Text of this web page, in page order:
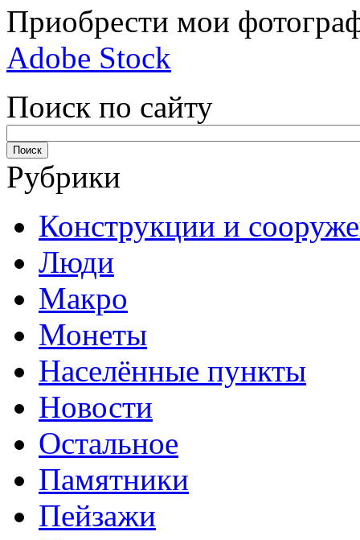
Приобрести мои
Adobe Stock
Поиск по сайту
Рубрики
Конструкции и
Люди
Макро
Монеты
Населённые пункты
Новости
Остальное
Памятники
Пейзажи